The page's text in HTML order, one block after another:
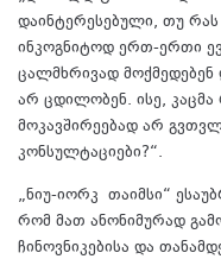
დაინტერესებული, თუ რას
ინკოგნიტოდ ერთ-ერთი
ცალმხრივად მოქმედებენ
არ ცდილობენ. ისე, კაცმა
მოკავშირეებად არ
კონსულტაციები?“.
„ნიუ-იორკ თაიმსი“
რომ მათ ანონიმურად
ჩინოვნიკებისა და